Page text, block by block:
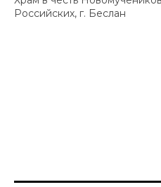
Российских, г. Беслан